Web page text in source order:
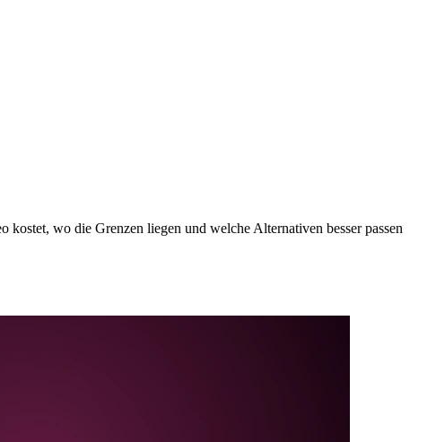
wo die Grenzen liegen und welche Alternativen besser passen